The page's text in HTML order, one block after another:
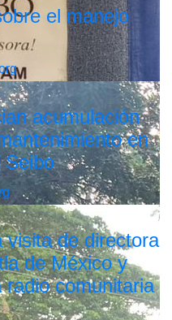
el manejo
acumulación
en
Seibo
visita de directora
de México y
comunitaria